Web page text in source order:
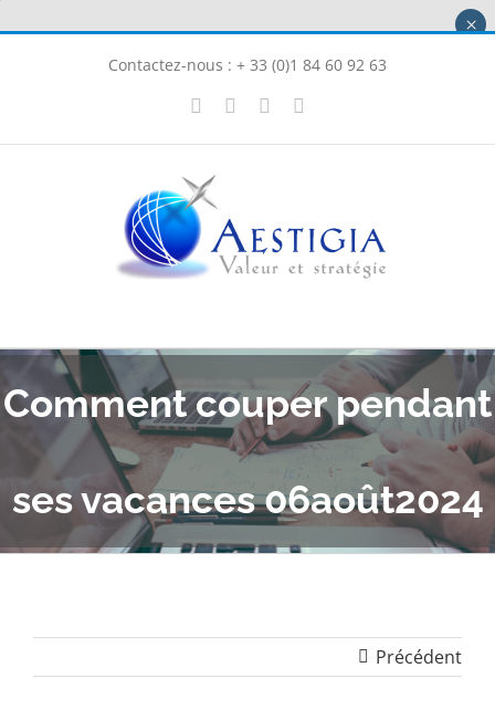
Contactez-nous : + 33 (0)1 84 60 92 63
LinkedInInstagram
Comment couper pendant
ses vacances 06août2024
Précédent
×